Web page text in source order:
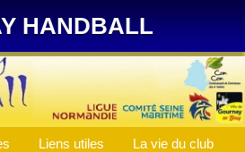
HANDBALL
Liens utiles La vie du club